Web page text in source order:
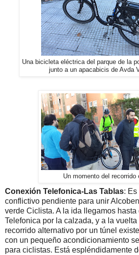
Una bicicleta eléctrica del parque de la
junto a un apacabicis de Avda
Un momento del recorrido
Conexión Telefonica-Las Tablas: Es
conflictivo pendiente para unir
verde Ciclista. A la ida llegamos
Telefonica por la calzada, y a la vuelta
recorrido alternativo por un túnel
con un pequeño acondicionamiento
para ciclistas. Está espléndidamente